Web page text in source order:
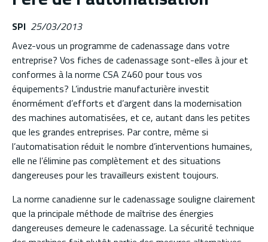
SPI 25/03/2013
Avez-vous un programme de cadenassage dans votre
entreprise? Vos fiches de cadenassage sont-elles à jour et
conformes à la norme CSA Z460 pour tous vos
équipements? L’industrie manufacturière investit
énormément d’efforts et d’argent dans la modernisation
des machines automatisées, et ce, autant dans les petites
que les grandes entreprises. Par contre, même si
l’automatisation réduit le nombre d’interventions humaines,
elle ne l’élimine pas complètement et des situations
dangereuses pour les travailleurs existent toujours.
La norme canadienne sur le cadenassage souligne clairement
que la principale méthode de maîtrise des énergies
dangereuses demeure le cadenassage. La sécurité technique